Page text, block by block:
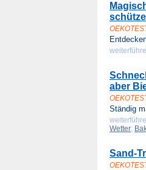
aber
Ständig
Wetter;
Sand-